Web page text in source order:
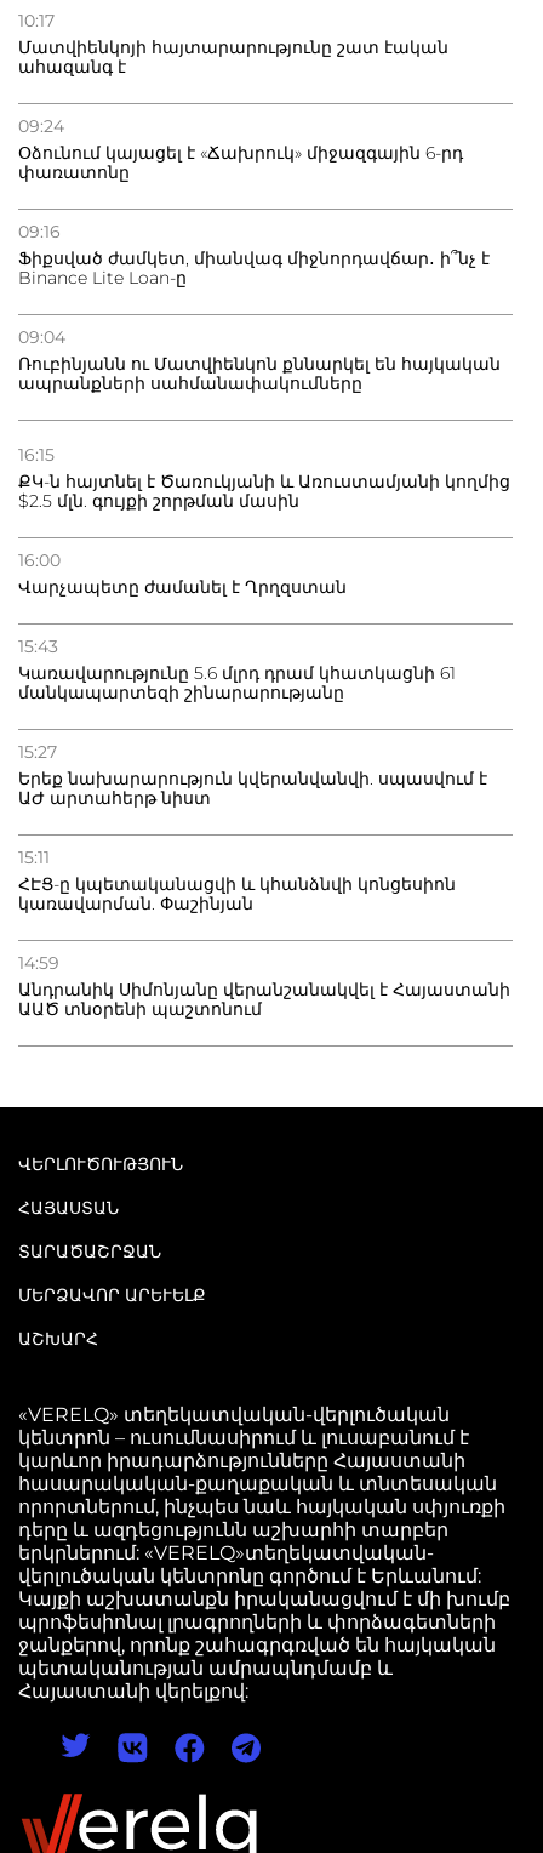
10:17
Մատվիենկոյի հայտարարությունը շատ էական
ահազանգ է
09:24
Օձունում կայացել է «Ճախրուկ» միջազգային 6-րդ
փառատոնը
09:16
Ֆիքսված ժամկետ, միանվագ միջնորդավճար․ ի՞նչ է
Binance Lite Loan-ը
09:04
Ռուբինյանն ու Մատվիենկոն քննարկել են հայկական
ապրանքների սահմանափակումները
16:15
ՔԿ-ն հայտնել է Ծառուկյանի և Առուստամյանի կողմից
$2.5 մլն. գույքի շորթման մասին
16:00
Վարչապետը ժամանել է Ղրղզստան
15:43
Կառավարությունը 5.6 մլրդ դրամ կհատկացնի 61
մանկապարտեզի շինարարությանը
15:27
Երեք նախարարություն կվերանվանվի. սպասվում է
ԱԺ արտահերթ նիստ
15:11
ՀԷՑ-ը կպետականացվի և կհանձնվի կոնցեսիոն
կառավարման. Փաշինյան
14:59
Անդրանիկ Սիմոնյանը վերանշանակվել է Հայաստանի
ԱԱԾ տնօրենի պաշտոնում
ՎԵՐԼՈՒԾՈՒԹՅՈՒՆ
ՀԱՅԱՍՏԱՆ
ՏԱՐԱԾԱՇՐՋԱՆ
ՄԵՐՁԱՎՈՐ ԱՐԵՒԵԼՔ
ԱՇԽԱՐՀ
«VERELQ» տեղեկատվական-վերլուծական
կենտրոն – ուսումնասիրում և լուսաբանում է
կարևոր իրադարձությունները Հայաստանի
հասարակական-քաղաքական և տնտեսական
որորտներում, ինչպես նաև հայկական սփյուռքի
դերը և ազդեցությունն աշխարհի տարբեր
երկրներում: «VERELQ»տեղեկատվական-
վերլուծական կենտրոնը գործում է Երևանում:
Կայքի աշխատանքն իրականացվում է մի խումբ
պրոֆեսիոնալ լրագրողների և փորձագետների
ջանքերով, որոնք շահագրգռված են հայկական
պետականության ամրապնդմամբ և
Հայաստանի վերելքով: